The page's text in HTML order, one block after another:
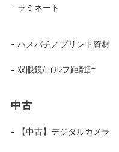
ラミネート
ハメパチ／プリント資材
双眼鏡/ゴルフ距離計
中古
【中古】デジタルカメラ